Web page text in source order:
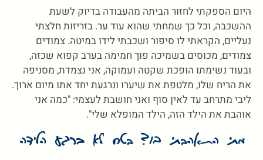
היום הספקתי לחזור הביתה מהעבודה בדיוק לשעת
ההשכבה, וכל כך שמחתי שהוא עוד ער. בזריזות חלצתי
נעליים, הקראתי לו סיפור ושכבתי לידו במיטה. צמודים
צמודים, מכוסים בשמיכה פוך חמימה בערב קפוא שכזה,
ובעוד נשימתו הופכת שקטה ועמוקה, אני נצמדת, מסניפה
את הריח שלו, מלטפת את שיערו ונרגעת יחד אתו מיום ארוך.
ליבי מתרחב עד לאין סוף ואני חושבת לעצמי: "כמה אני
אוהבת את הילד הזה, הילד המופלא שלי".
מתי התאהבתי בו? בטח לא ברגע הלידה